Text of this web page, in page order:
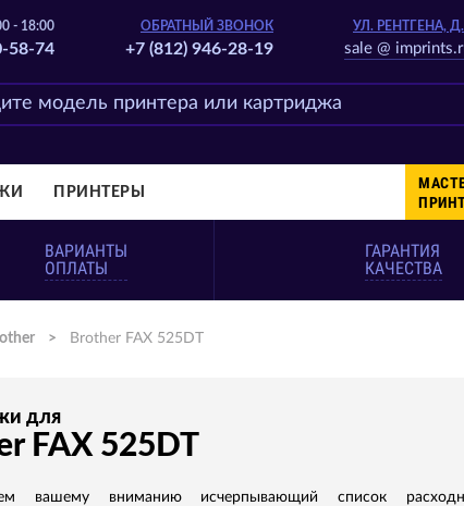
- 18:00
58-74
ОБРАТНЫЙ ЗВОНОК
+7 (812) 946-28-19
УЛ. РЕНТГЕНА,
sale @
ПРИНТЕРЫ
ВАРИАНТЫ
ОПЛАТЫ
ГАРАНТИЯ
КАЧЕСТВА
> Brother FAX 525DT
для
FAX 525DT
вашему вниманию исчерпывающий список